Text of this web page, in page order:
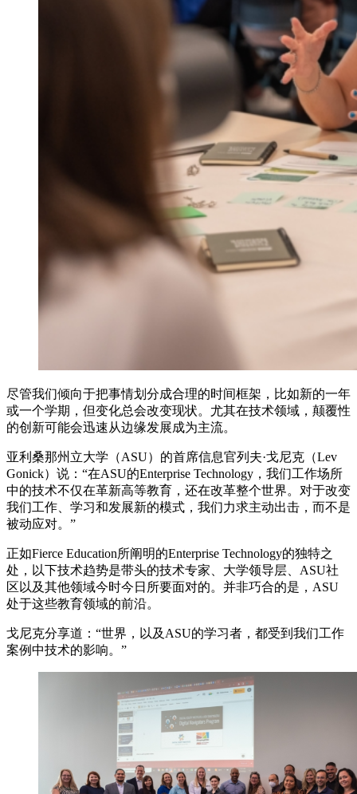
尽管我们倾向于把事情划分成合理的时间框架，比如新的一年
或一个学期，但变化总会改变现状。尤其在技术领域，颠覆性
的创新可能会迅速从边缘发展成为主流。
亚利桑那州立大学（ASU）的首席信息官列夫·戈尼克（Lev
Gonick）说：“在ASU的Enterprise Technology，我们工作场所
中的技术不仅在革新高等教育，还在改革整个世界。对于改变
我们工作、学习和发展新的模式，我们力求主动出击，而不是
被动应对。”
正如Fierce Education所阐明的Enterprise Technology的独特之
处，以下技术趋势是带头的技术专家、大学领导层、ASU社
区以及其他领域今时今日所要面对的。并非巧合的是，ASU
处于这些教育领域的前沿。
戈尼克分享道：“世界，以及ASU的学习者，都受到我们工作
案例中技术的影响。”